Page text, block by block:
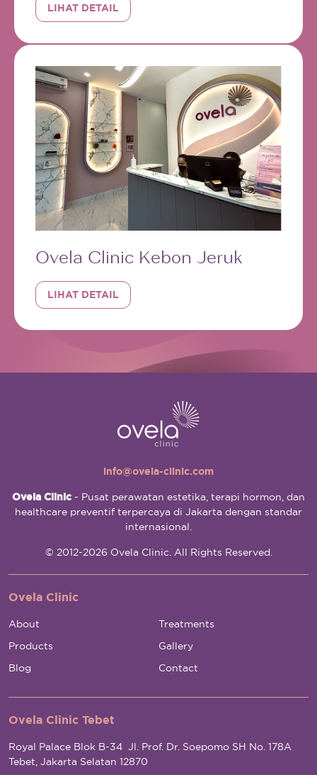
LIHAT DETAIL
Ovela Clinic Kebon Jeruk
LIHAT DETAIL
info@ovela-clinic.com
Ovela Clinic - Pusat perawatan estetika, terapi hormon, dan
healthcare preventif terpercaya di Jakarta dengan standar
internasional.
© 2012-2026 Ovela Clinic. All Rights Reserved.
Ovela Clinic
About
Treatments
Products
Gallery
Blog
Contact
Ovela Clinic Tebet
Royal Palace Blok B-34 Jl. Prof. Dr. Soepomo SH No. 178A
Tebet, Jakarta Selatan 12870